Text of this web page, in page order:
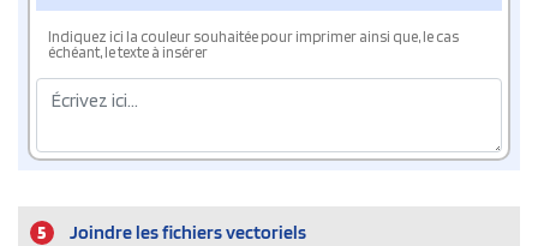
Indiquez ici la couleur souhaitée pour imprimer ainsi que, le cas
échéant, le texte à insérer
5 Joindre les fichiers vectoriels